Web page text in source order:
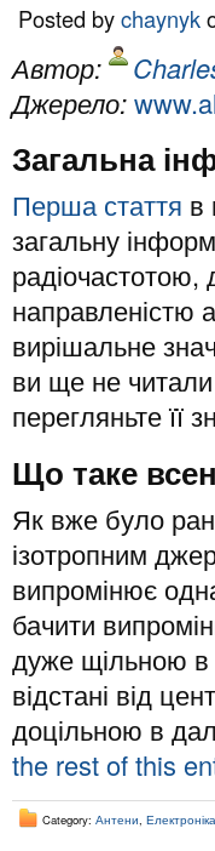
Posted bychaynyk
Автор:
Джерело:
Загальна
Перша стаття в
загальну
радіочастотою,
направленістю
вирішальне
ви ще не
перегляньте її
Що таке
Як вже було
ізотропним
випромінює
бачити
дуже щільною в
відстані від
доцільною в
the rest of this
Category: Антени, Електроніка